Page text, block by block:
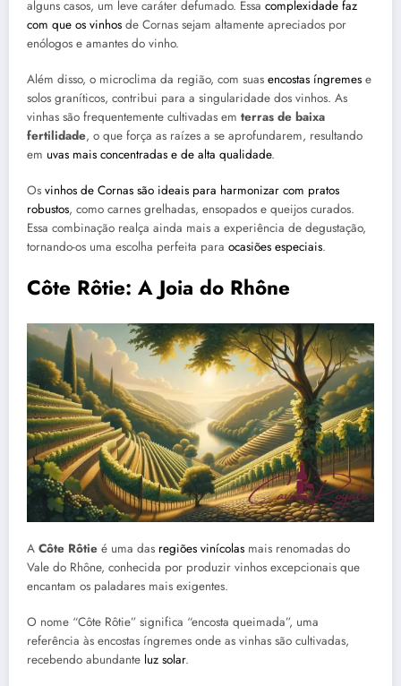
alguns casos, um leve caráter defumado. Essa complexidade faz
com que os vinhos de Cornas sejam altamente apreciados por
enólogos e amantes do vinho.
Além disso, o microclima da região, com suas encostas íngremes e
solos graníticos, contribui para a singularidade dos vinhos. As
vinhas são frequentemente cultivadas em terras de baixa
fertilidade, o que força as raízes a se aprofundarem, resultando
em uvas mais concentradas e de alta qualidade.
Os vinhos de Cornas são ideais para harmonizar com pratos
robustos, como carnes grelhadas, ensopados e queijos curados.
Essa combinação realça ainda mais a experiência de degustação,
tornando-os uma escolha perfeita para ocasiões especiais.
Côte Rôtie: A Joia do Rhône
A Côte Rôtie é uma das regiões vinícolas mais renomadas do
Vale do Rhône, conhecida por produzir vinhos excepcionais que
encantam os paladares mais exigentes.
O nome “Côte Rôtie” significa “encosta queimada”, uma
referência às encostas íngremes onde as vinhas são cultivadas,
recebendo abundante luz solar.